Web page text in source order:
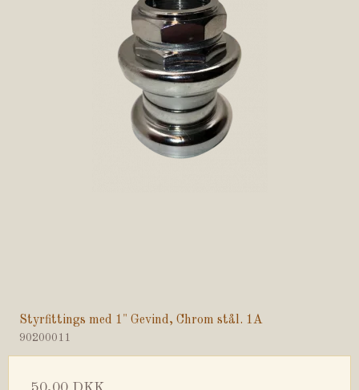
Styrfittings med 1" Gevind, Chrom stål. 1A
90200011